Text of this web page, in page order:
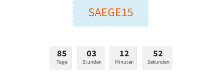
Breite (mm):
SAEGE15
85
Tage
03
Stunden
12
Minuten
51
Sekunden